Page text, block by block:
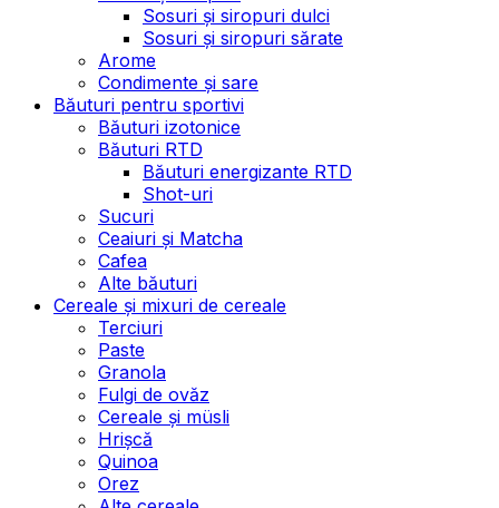
Sosuri și siropuri dulci
Sosuri și siropuri sărate
Arome
Condimente și sare
Băuturi pentru sportivi
Băuturi izotonice
Băuturi RTD
Băuturi energizante RTD
Shot-uri
Sucuri
Ceaiuri și Matcha
Cafea
Alte băuturi
Cereale și mixuri de cereale
Terciuri
Paste
Granola
Fulgi de ovăz
Cereale și müsli
Hrișcă
Quinoa
Orez